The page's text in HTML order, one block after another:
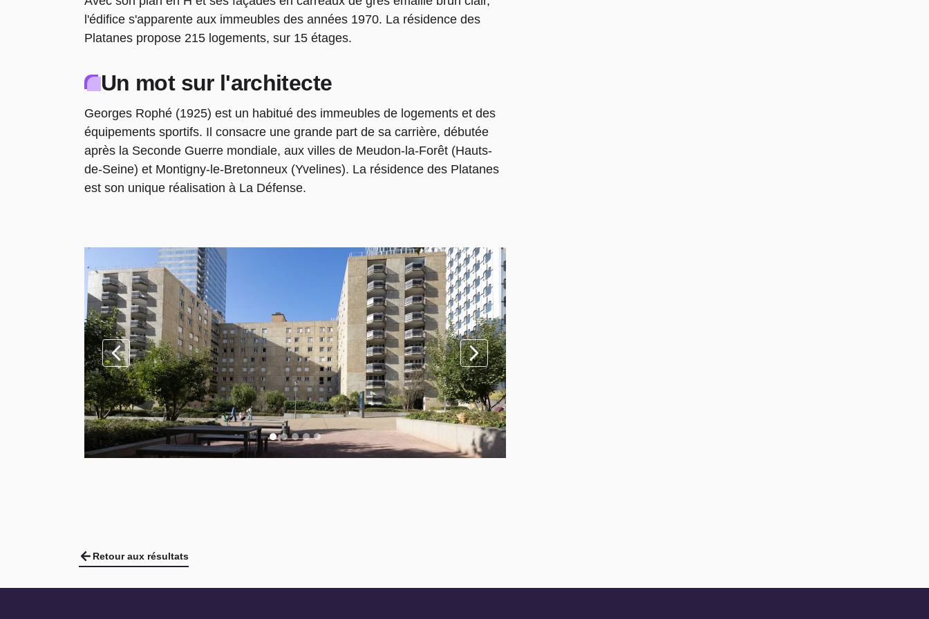
l'édifice s'apparente aux immeubles des années 1970. La résidence des
Platanes propose 215 logements, sur 15 étages.
Un mot sur l'architecte
Georges Rophé (1925) est un habitué des immeubles de logements et des
équipements sportifs. Il consacre une grande part de sa carrière, débutée
après la Seconde Guerre mondiale, aux villes de Meudon-la-Forêt (Hauts-
de-Seine) et Montigny-le-Bretonneux (Yvelines). La résidence des Platanes
est son unique réalisation à La Défense.
Retour aux résultats